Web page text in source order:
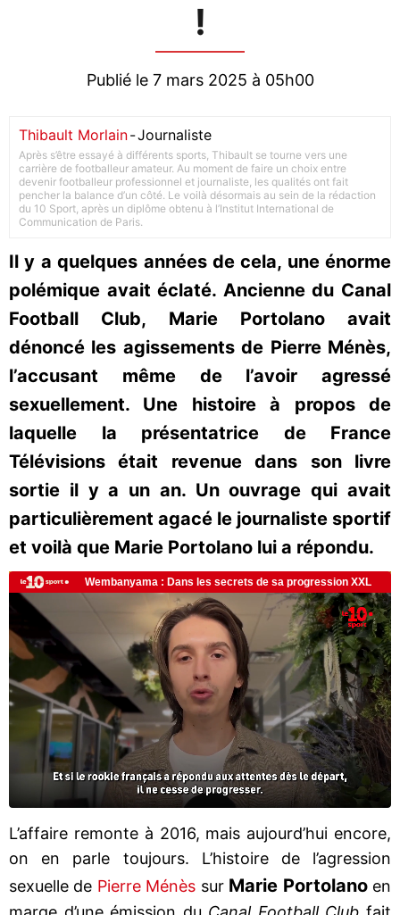
!
Publié le 7 mars 2025 à 05h00
Thibault Morlain-Journaliste
Après s’être essayé à différents sports, Thibault se tourne vers une
carrière de footballeur amateur. Au moment de faire un choix entre
devenir footballeur professionnel et journaliste, les qualités ont fait
pencher la balance d’un côté. Le voilà désormais au sein de la rédaction
du 10 Sport, après un diplôme obtenu à l’Institut International de
Communication de Paris.
Il y a quelques années de cela, une énorme
polémique avait éclaté. Ancienne du Canal
Football Club, Marie Portolano avait
dénoncé les agissements de Pierre Ménès,
l’accusant même de l’avoir agressé
sexuellement. Une histoire à propos de
laquelle la présentatrice de France
Télévisions était revenue dans son livre
sortie il y a un an. Un ouvrage qui avait
particulièrement agacé le journaliste sportif
et voilà que Marie Portolano lui a répondu.
L’affaire remonte à 2016, mais aujourd’hui encore,
on en parle toujours. L’histoire de l’agression
sexuelle de Pierre Ménès sur Marie Portolanoen